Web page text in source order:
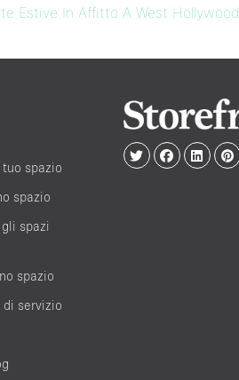
Estive In Affitto A West Hollywood
spazio
spazio
spazi
spazio
di servizio